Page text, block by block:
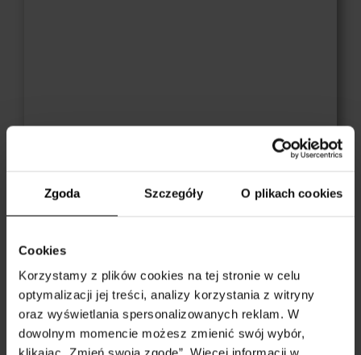
Zgoda Szczegóły O plikach cookies
Cookies
Korzystamy z plików cookies na tej stronie w celu
optymalizacji jej treści, analizy korzystania z witryny
oraz wyświetlania spersonalizowanych reklam. W
dowolnym momencie możesz zmienić swój wybór,
Znasz Zabbix? Świetnie. Teraz zobacz, jak wdrożyć
całego biznesu.